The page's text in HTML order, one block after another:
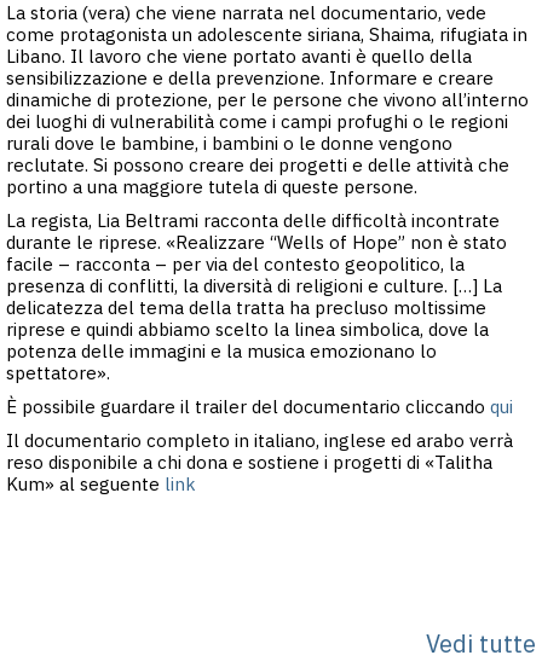
La storia (vera) che viene narrata nel documentario, vede
come protagonista un adolescente siriana, Shaima, rifugiata in
Libano. Il lavoro che viene portato avanti è quello della
sensibilizzazione e della prevenzione. Informare e creare
dinamiche di protezione, per le persone che vivono all’interno
dei luoghi di vulnerabilità come i campi profughi o le regioni
rurali dove le bambine, i bambini o le donne vengono
reclutate. Si possono creare dei progetti e delle attività che
portino a una maggiore tutela di queste persone.
La regista, Lia Beltrami racconta delle difficoltà incontrate
durante le riprese. «Realizzare “Wells of Hope” non è stato
facile – racconta – per via del contesto geopolitico, la
presenza di conflitti, la diversità di religioni e culture. […] La
delicatezza del tema della tratta ha precluso moltissime
riprese e quindi abbiamo scelto la linea simbolica, dove la
potenza delle immagini e la musica emozionano lo
spettatore».
È possibile guardare il trailer del documentario cliccando qui
Il documentario completo in italiano, inglese ed arabo verrà
reso disponibile a chi dona e sostiene i progetti di «Talitha
Kum» al seguente link
Vedi tutte